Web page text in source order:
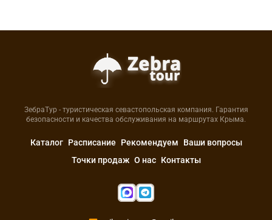
ЗебраТур - туристическая севастопольская компания. Гарантия
безопасности и качества обслуживания на маршрутах Крыма.
Каталог Расписание Рекомендуем
Ваши вопросы
Точки продаж О нас Контакты